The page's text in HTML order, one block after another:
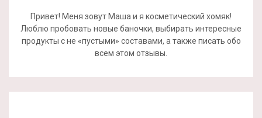
Привет! Меня зовут Маша и я косметический хомяк!
Люблю пробовать новые баночки, выбирать интересные
продукты с не «пустыми» составами, а также писать обо
всем этом отзывы.